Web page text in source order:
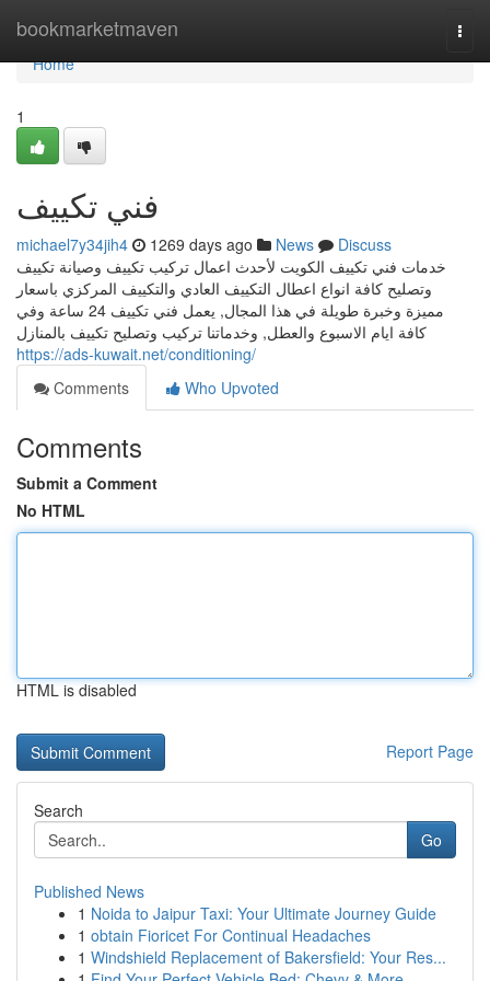
bookmarketmaven
Home
Home
1
فني تكييف
michael7y34jih4 1269 days ago News
Discuss
خدمات فني تكييف الكويت لأحدث اعمال تركيب تكييف وصيانة تكييف
وتصليح كافة انواع اعطال التكييف العادي والتكييف المركزي باسعار
مميزة وخبرة طويلة في هذا المجال, يعمل فني تكييف 24 ساعة وفي
كافة ايام الاسبوع والعطل, وخدماتنا تركيب وتصليح تكييف بالمنازل
https://ads-kuwait.net/conditioning/
Comments
Who Upvoted
Comments
Submit a Comment
No HTML
HTML is disabled
Report Page
Search
Go
Published News
1 Noida to Jaipur Taxi: Your Ultimate Journey Guide
1 obtain Fioricet For Continual Headaches
1 Windshield Replacement of Bakersfield: Your Res...